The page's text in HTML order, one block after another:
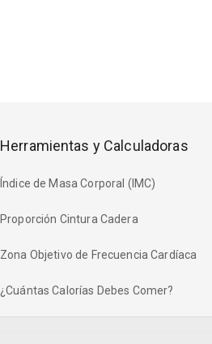
Herramientas y Calculadoras
Índice de Masa Corporal (IMC)
Proporción Cintura Cadera
Zona Objetivo de Frecuencia Cardíaca
¿Cuántas Calorías Debes Comer?